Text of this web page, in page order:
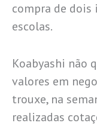
compra de
escolas.
Koabyashi não
valores em
trouxe, na
realizadas